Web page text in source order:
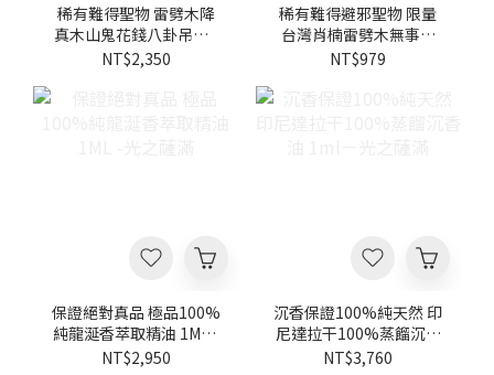
稀有難得聖物 雷劈木降
真木山鬼花錢八卦吊飾 -
光之薩滿
NT$2,350
稀有難得避邪聖物 限量
台灣肖楠雷劈木無事牌
共七種-光之薩滿
NT$979
保證絕對真品 極品100%
純龍涎香萃取精油 1ML -
光之薩滿
NT$2,950
沉香保證100%純天然 印
尼達拉干100%蒸餾沉香
油 1ml－光之薩滿
NT$3,760